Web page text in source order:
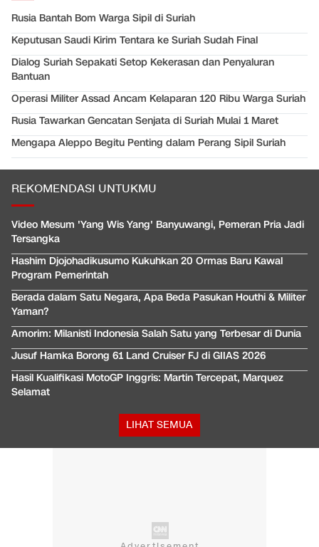
Rusia Bantah Bom Warga Sipil di Suriah
Keputusan Saudi Kirim Tentara ke Suriah Sudah Final
Dialog Suriah Sepakati Setop Kekerasan dan Penyaluran
Bantuan
Operasi Militer Assad Ancam Kelaparan 120 Ribu Warga Suriah
Rusia Tawarkan Gencatan Senjata di Suriah Mulai 1 Maret
Mengapa Aleppo Begitu Penting dalam Perang Sipil Suriah
REKOMENDASI UNTUKMU
Video Mesum 'Yang Wis Yang' Banyuwangi, Pemeran Pria Jadi
Tersangka
Hashim Djojohadikusumo Kukuhkan 20 Ormas Baru Kawal
Program Pemerintah
Berada dalam Satu Negara, Apa Beda Pasukan Houthi & Militer
Yaman?
Amorim: Milanisti Indonesia Salah Satu yang Terbesar di Dunia
Jusuf Hamka Borong 61 Land Cruiser FJ di GIIAS 2026
Hasil Kualifikasi MotoGP Inggris: Martin Tercepat, Marquez
Selamat
LIHAT SEMUA